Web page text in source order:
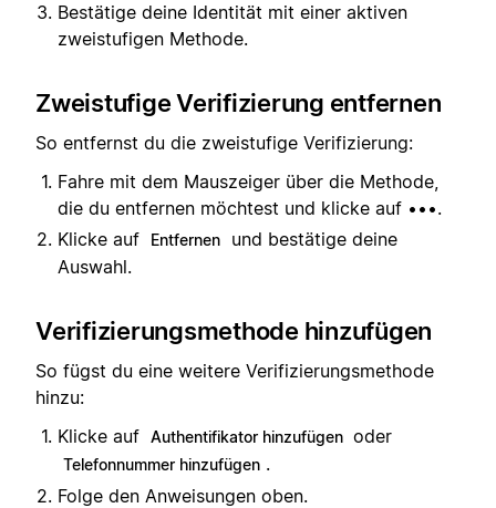
Bestätige deine Identität mit einer aktiven
zweistufigen Methode.
Zweistufige Verifizierung entfernen
So entfernst du die zweistufige Verifizierung:
Fahre mit dem Mauszeiger über die Methode,
die du entfernen möchtest und klicke auf •••.
Klicke auf
Entfernen
und bestätige deine
Auswahl.
Verifizierungsmethode hinzufügen
So fügst du eine weitere Verifizierungsmethode
hinzu:
Klicke auf Authentifikator hinzufügen oder
Telefonnummer hinzufügen .
Folge den Anweisungen oben.